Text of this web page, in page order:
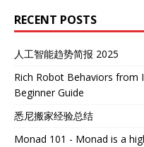
RECENT POSTS
人工智能趋势简报 2025
Rich Robot Behaviors from
Beginner Guide
悉尼搬家经验总结
Monad 101 - Monad is a